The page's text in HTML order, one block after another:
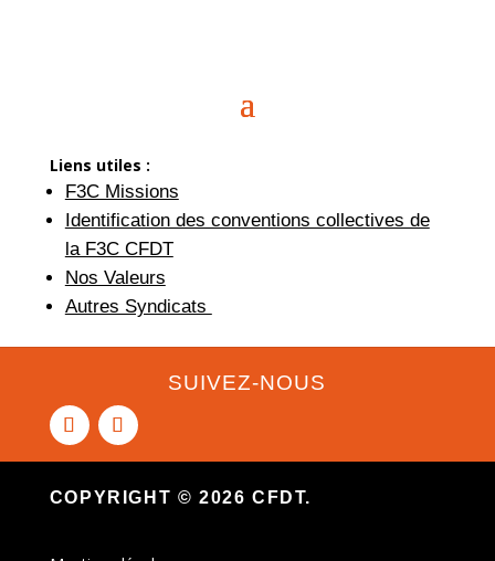
Liens utiles :
F3C Missions
Identification des conventions collectives de
la F3C CFDT
Nos Valeurs
Autres Syndicats
SUIVEZ-NOUS
COPYRIGHT © 2026 CFDT.